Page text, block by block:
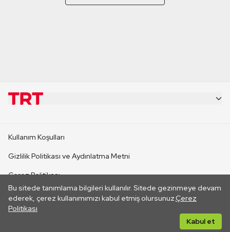
Bu sitede tanımlama bilgileri kullanılır. Sitede gezinmeye devam
ederek, çerez kullanımımızı kabul etmiş olursunuz.Çerez
Politikası
Kabul et
CANLI YAYINLAR
Kullanım Koşulları
Gizlilik Politikası ve Aydınlatma Metni
Çerez Politikası
İletişim
Her hakkı saklıdır. ©2026 TRT. Bağlantı yoluyla gidilen dış